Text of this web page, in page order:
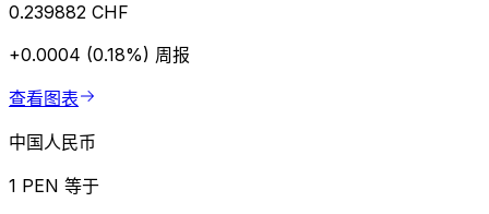
0.239882 CHF
+0.0004 (0.18%) 周报
查看图表
中国人民币
1 PEN 等于